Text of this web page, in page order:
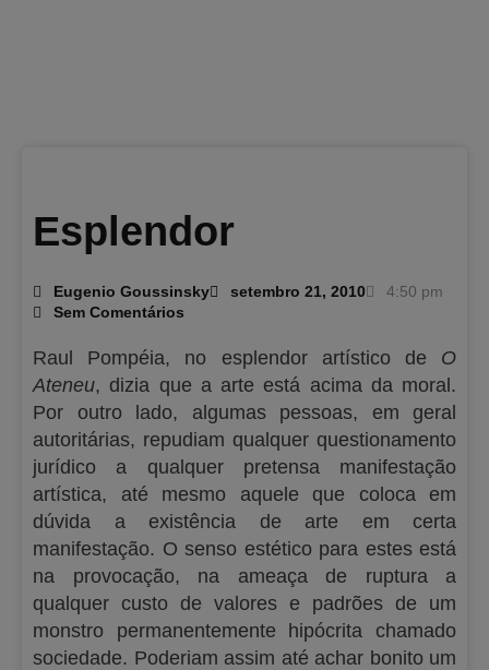
Esplendor
Eugenio Goussinsky setembro 21, 2010
4:50 pm
Sem Comentários
Raul Pompéia, no esplendor artístico de O
Ateneu, dizia que a arte está acima da moral.
Por outro lado, algumas pessoas, em geral
autoritárias, repudiam qualquer questionamento
jurídico a qualquer pretensa manifestação
artística, até mesmo aquele que coloca em
dúvida a existência de arte em certa
manifestação. O senso estético para estes está
na provocação, na ameaça de ruptura a
qualquer custo de valores e padrões de um
monstro permanentemente hipócrita chamado
sociedade. Poderiam assim até achar bonito um